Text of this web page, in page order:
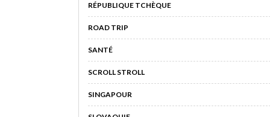
RÉPUBLIQUE TCHÈQUE
ROAD TRIP
SANTÉ
SCROLL STROLL
SINGAPOUR